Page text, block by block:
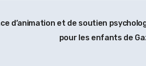
d’animation et de soutien
pour les enfants de